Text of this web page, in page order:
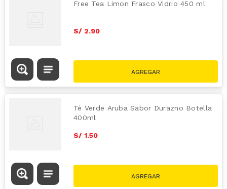
Free Tea Limon Frasco Vidrio 450 ml
S/ 2.90
Té Verde Aruba Sabor Durazno Botella
400ml
S/ 1.50